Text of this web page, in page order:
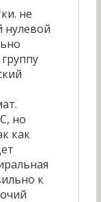
не
но
как
к